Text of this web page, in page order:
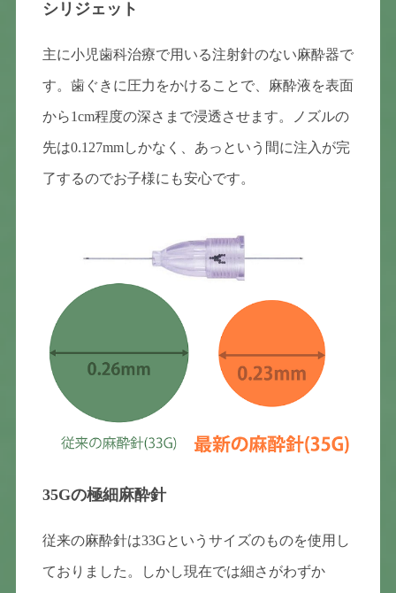
シリジェット
主に小児歯科治療で用いる注射針のない麻酔器で
す。歯ぐきに圧力をかけることで、麻酔液を表面
から1cm程度の深さまで浸透させます。ノズルの
先は0.127mmしかなく、あっという間に注入が完
了するのでお子様にも安心です。
35Gの極細麻酔針
従来の麻酔針は33Gというサイズのものを使用し
ておりました。しかし現在では細さがわずか